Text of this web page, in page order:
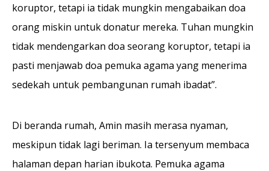
koruptor, tetapi ia tidak mungkin mengabaikan doa
orang mis­kin untuk donatur mereka. Tuhan mungkin
tidak mendengar­kan doa seorang koruptor, tetapi ia
pasti menjawab doa pemuka agama yang mene­rima
sedekah untuk pembangunan rumah ibadat”.
Di beranda rumah, Amin masih merasa nyaman,
meskipun tidak lagi beriman. Ia tersenyum membaca
halaman depan harian ibukota. Pe­muka agama